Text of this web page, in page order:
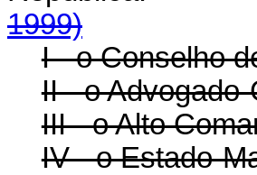
1999)
I - o Conselho
II - o
III - o Alto
IV - o Estado-